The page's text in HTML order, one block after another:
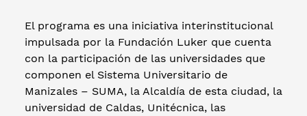
El programa es una iniciativa interinstitucional
impulsada por la Fundación Luker que cuenta
con la participación de las universidades que
componen el Sistema Universitario de
Manizales – SUMA, la Alcaldía de esta ciudad, la
universidad de Caldas, Unitécnica, las